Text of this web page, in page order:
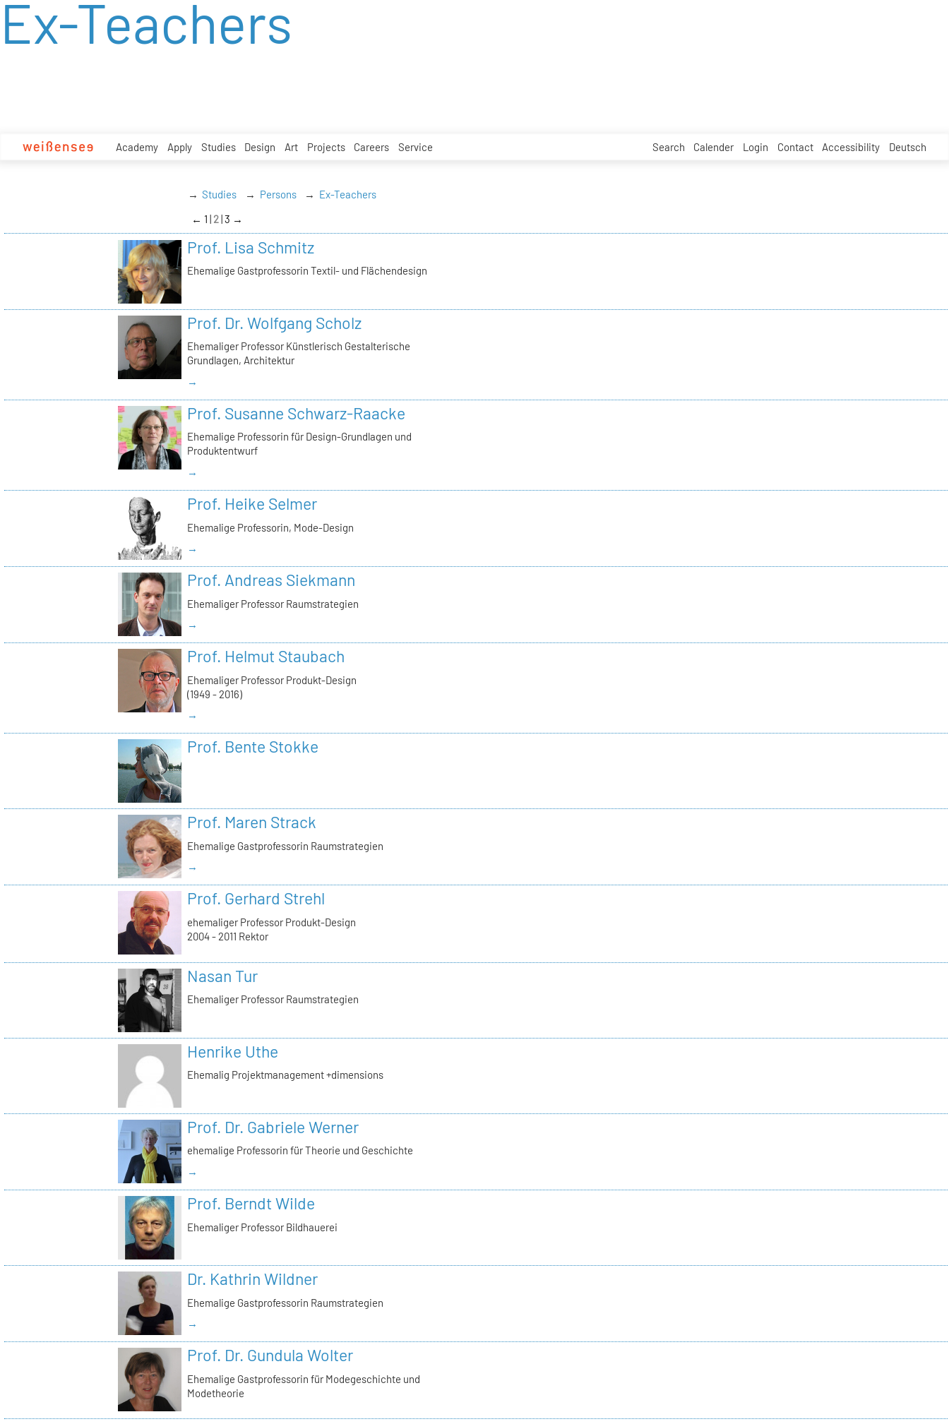
zum
Inhalt
Academy Apply Studies Design Art Projects Careers Service Search Calender Login Contact Accessibility Deutsch
Ex-Teachers
Studies Persons
Ex-Teachers
← 1 2 3 →
Prof. Lisa Schmitz
Ehemalige Gastprofessorin Textil- und Flächendesign
Prof. Dr. Wolfgang Scholz
Ehemaliger Professor Künstlerisch Gestalterische
Grundlagen, Architektur
→
Prof. Susanne Schwarz-Raacke
Ehemalige Professorin für Design-Grundlagen und
Produktentwurf
→
Prof. Heike Selmer
Ehemalige Professorin, Mode-Design
→
Prof. Andreas Siekmann
Ehemaliger Professor Raumstrategien
→
Prof. Helmut Staubach
Ehemaliger Professor Produkt-Design
(1949 - 2016)
→
Prof. Bente Stokke
Prof. Maren Strack
Ehemalige Gastprofessorin Raumstrategien
→
Prof. Gerhard Strehl
ehemaliger Professor Produkt-Design
2004 - 2011 Rektor
Nasan Tur
Ehemaliger Professor Raumstrategien
Henrike Uthe
Ehemalig Projektmanagement +dimensions
Prof. Dr. Gabriele Werner
ehemalige Professorin für Theorie und Geschichte
→
Prof. Berndt Wilde
Ehemaliger Professor Bildhauerei
Dr. Kathrin Wildner
Ehemalige Gastprofessorin Raumstrategien
→
Prof. Dr. Gundula Wolter
Ehemalige Gastprofessorin für Modegeschichte und
Modetheorie